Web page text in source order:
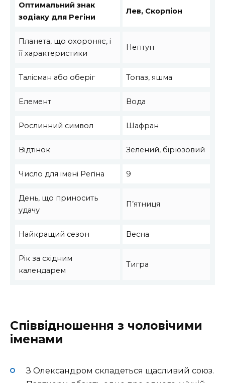
Оптимальний знак
зодіаку для Регіни
Лев, Скорпіон
Планета, що охороняє, і
її характеристики
Нептун
Талісман або оберіг Топаз, яшма
Елемент Вода
Рослинний символ Шафран
Відтінок Зелений, бірюзовий
Число для імені Регіна 9
День, що приносить
удачу
П’ятниця
Найкращий сезон Весна
Рік за східним
календарем
Тигра
Співвідношення з чоловічими
іменами
З Олександром складеться щасливий союз.